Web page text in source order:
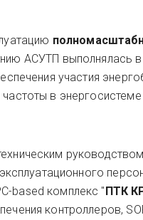
АСУТП выполнялась в
участия
в
based комплекс "ПТК
контроллеров,